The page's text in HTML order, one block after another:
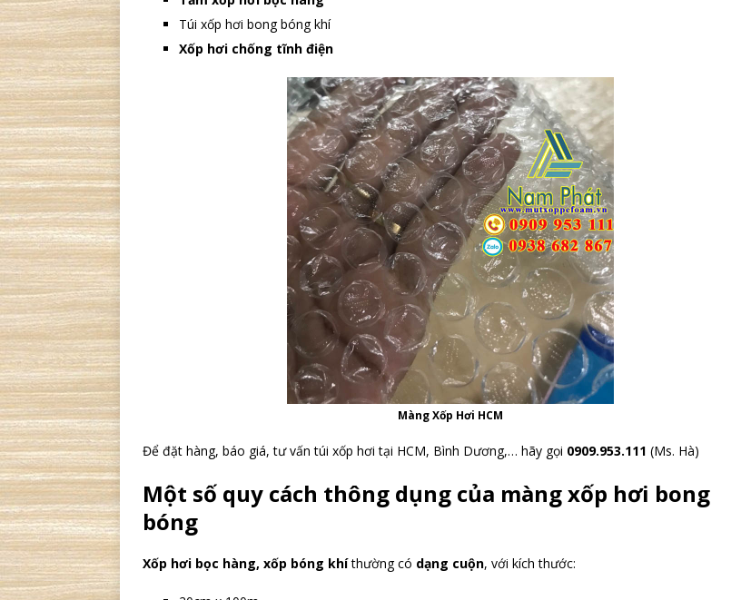
Túi xốp hơi bong bóng khí
Xốp hơi chống tĩnh điện
Màng Xốp Hơi HCM
Để đặt hàng, báo giá, tư vấn túi xốp hơi tại HCM, Bình Dương,… hãy gọi 0909.953.111 (Ms. Hà)
Một số quy cách thông dụng của màng xốp hơi bong
bóng
Xốp hơi bọc hàng, xốp bóng khíthường có dạng cuộn, với kích thước: